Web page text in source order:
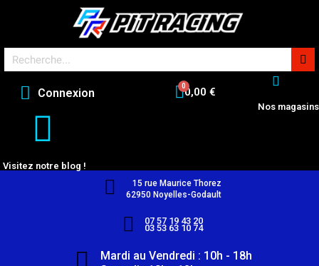
Connexion 0,00 €
Nos magasins
Visitez notre blog !
15 rue Maurice Thorez
62950 Noyelles-Godault
07 57 19 43 20
03 53 63 10 74
Mardi au Vendredi : 10h - 18h